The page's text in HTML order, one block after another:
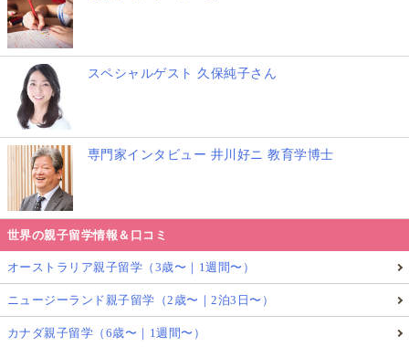
スペシャルゲスト 久保純子さん
専門家インタビュー 井川好ニ 教育学博士
世界の親子留学情報＆口コミ
オーストラリア親子留学（3歳〜｜1週間〜）
ニュージーランド親子留学（2歳〜｜2泊3日〜）
カナダ親子留学（6歳〜｜1週間〜）